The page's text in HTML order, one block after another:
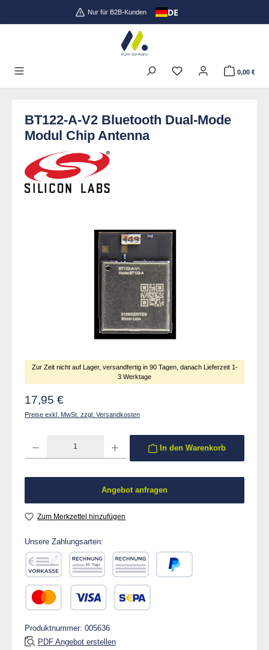
Zum Hauptinhalt springenNur für B2B-Kunden DE
0,00 €
BT122-A-V2 Bluetooth Dual-Mode
Modul Chip Antenna
Zur Zeit nicht auf Lager, versandfertig in 90 Tagen, danach Lieferzeit 1-
3 Werktage
Regulärer Preis:
17,95 €
Preise exkl. MwSt. zzgl. Versandkosten
In den Warenkorb
Angebot anfragen
Zum Merkzettel hinzufügen
Unsere Zahlungsarten:
Vorkasse Rechnung 30 Tage
Rechnung
Produktnummer: 005636
PDF Angebot erstellen